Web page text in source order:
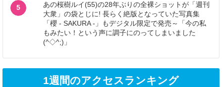
5
あの桜樹ルイ(55)の28年ぶりの全裸ショットが「週刊
大衆」の袋とじに! 長らく絶版となっていた写真集
「櫻 - SAKURA -」もデジタル限定で発売～「今の私
もみたい！という声に調子にのってしまいました
(^◇^;)」
1週間のアクセスランキング